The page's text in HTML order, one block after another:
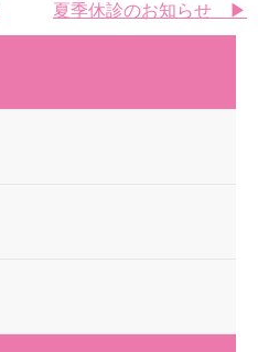
夏季休診のお知らせ ▶